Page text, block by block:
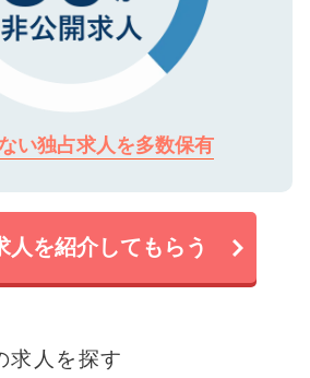
い独占求人を多数保有
人を紹介してもらう
求人を探す